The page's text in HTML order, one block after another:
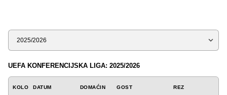
Sezona
UEFA KONFERENCIJSKA LIGA: 2025/2026
KOLO DATUM DOMAĆIN GOST REZ